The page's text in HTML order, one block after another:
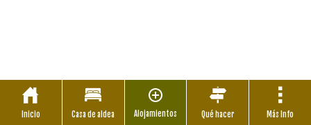
Inicio Casa de aldea Alojamientos Qué hacer Más Info